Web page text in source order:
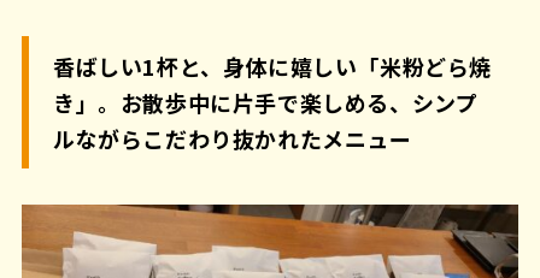
香ばしい1杯と、身体に嬉しい「米粉どら焼
き」。お散歩中に片手で楽しめる、シンプ
ルながらこだわり抜かれたメニュー